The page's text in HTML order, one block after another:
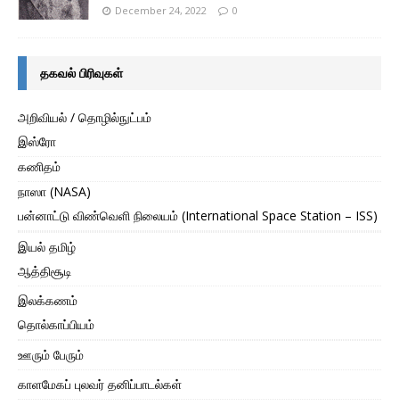
December 24, 2022 0
தகவல் பிரிவுகள்
அறிவியல் / தொழில்நுட்பம்
இஸ்ரோ
கணிதம்
நாஸா (NASA)
பன்னாட்டு விண்வெளி நிலையம் (International Space Station – ISS)
இயல் தமிழ்
ஆத்திசூடி
இலக்கணம்
தொல்காப்பியம்
ஊரும் பேரும்
காளமேகப் புலவர் தனிப்பாடல்கள்